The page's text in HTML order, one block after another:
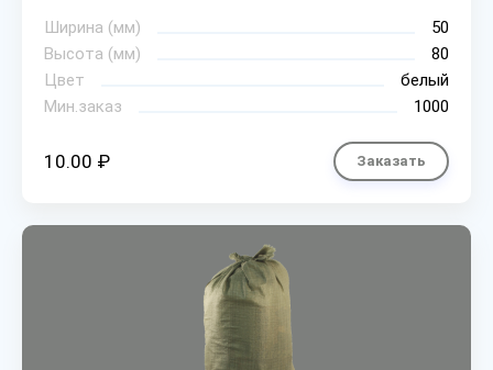
Ширина (мм)
50
Высота (мм)
80
Цвет
белый
Мин.заказ
1000
10.00 ₽ Заказать